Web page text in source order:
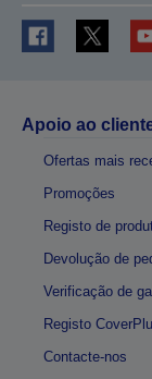
Apoio ao
Ofertas mais
Promoções
Registo de
Devolução de
Verificação de
Registo
Contacte-nos